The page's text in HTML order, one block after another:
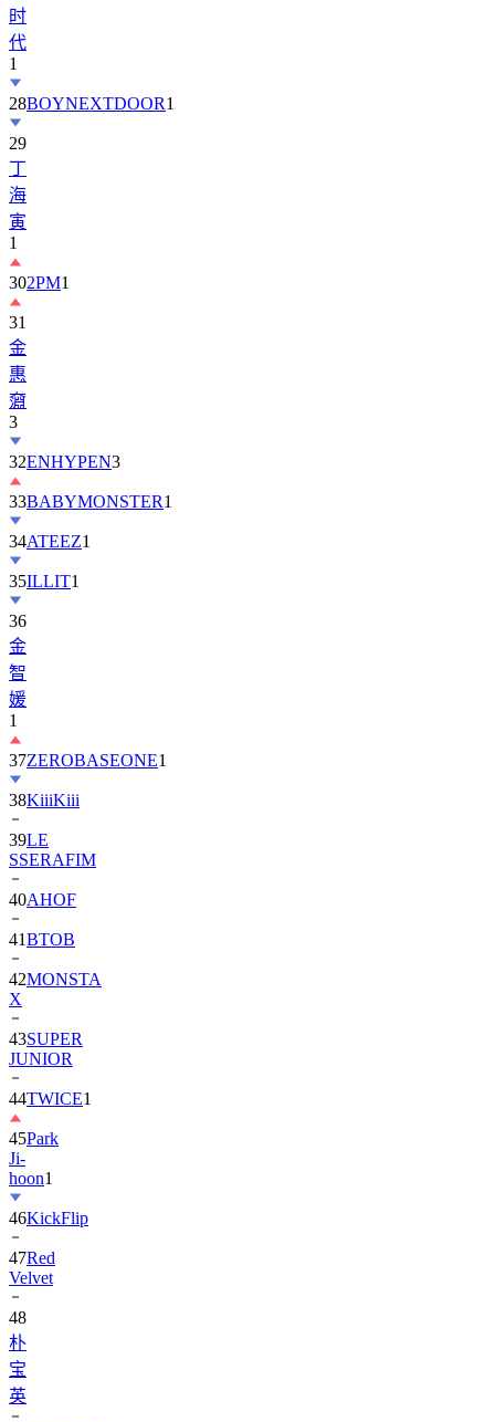
时
代
1
28BOYNEXTDOOR1
29
丁
海
寅
1
302PM1
31
金
惠
奫
3
32ENHYPEN3
33BABYMONSTER1
34ATEEZ1
35ILLIT1
36
金
智
媛
1
37ZEROBASEONE1
38KiiiKiii
39LE
SSERAFIM
40AHOF
41BTOB
42MONSTA
X
43SUPER
JUNIOR
44TWICE1
45Park
Ji-
hoon1
46KickFlip
47Red
Velvet
48
朴
宝
英